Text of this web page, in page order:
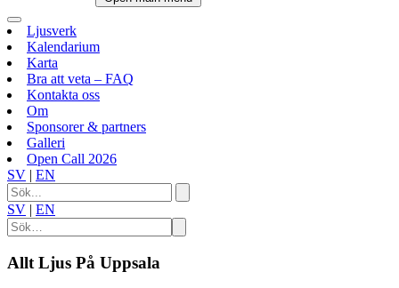
Ljusverk
Kalendarium
Karta
Bra att veta – FAQ
Kontakta oss
Om
Sponsorer & partners
Galleri
Open Call 2026
SV | EN
SV | EN
Allt Ljus På Uppsala